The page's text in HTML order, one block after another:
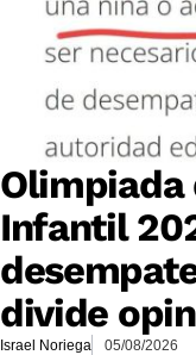
Olimpiada
Infantil
divide
Israel Noriega 05/08/2026